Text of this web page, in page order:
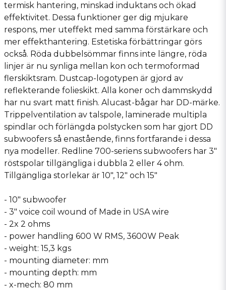
termisk hantering, minskad induktans och ökad
effektivitet. Dessa funktioner ger dig mjukare
respons, mer uteffekt med samma förstärkare och
mer effekthantering. Estetiska förbättringar görs
också. Röda dubbelsömmar finns inte längre, röda
linjer är nu synliga mellan kon och termoformad
flerskiktsram. Dustcap-logotypen är gjord av
reflekterande folieskikt. Alla koner och dammskydd
har nu svart matt finish. Alucast-bågar har DD-märke.
Trippelventilation av talspole, laminerade multipla
spindlar och förlängda polstycken som har gjort DD
subwoofers så enastående, finns fortfarande i dessa
nya modeller. Redline 700-seriens subwoofers har 3″
röstspolar tillgängliga i dubbla 2 eller 4 ohm.
Tillgängliga storlekar är 10″, 12″ och 15″
- 10″ subwoofer
- 3″ voice coil wound of Made in USA wire
- 2x 2 ohms
- power handling 600 W RMS, 3600W Peak
- weight: 15,3 kgs
- mounting diameter: mm
- mounting depth: mm
- x-mech: 80 mm